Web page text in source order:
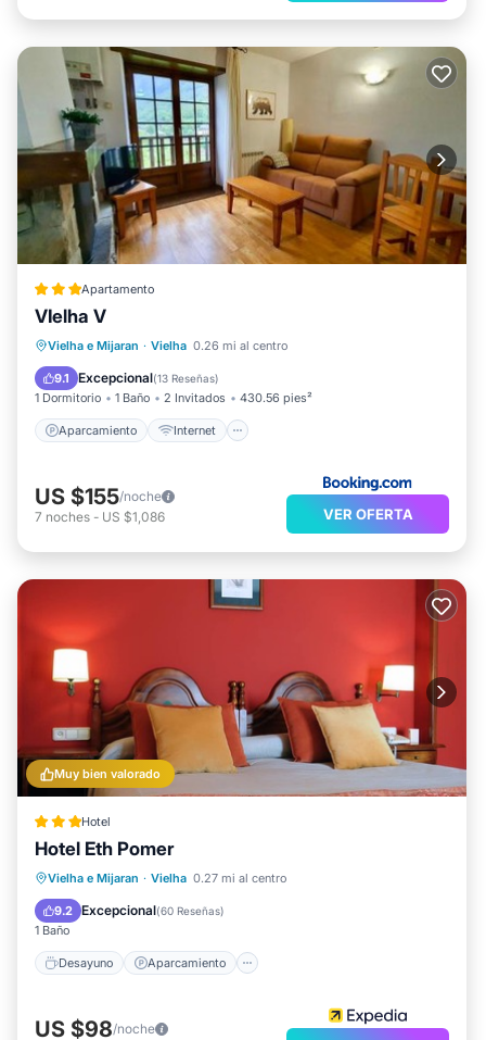
Apartamento
VIelha V
Vielha e Mijaran · Vielha 0.26 mi al centro
9.1 Excepcional(13 Reseñas)
1 Dormitorio 1 Baño 2 Invitados 430.56 pies²
Aparcamiento Internet
Aparcamiento
Internet
Apto para niños
US $155/noche
7 noches - US $1,086 VER OFERTA
Muy bien valorado
Hotel
Hotel Eth Pomer
Vielha e Mijaran · Vielha 0.27 mi al centro
9.2 Excepcional(60 Reseñas)
1 Baño
Desayuno Aparcamiento
Desayuno Aparcamiento
Balcón/Terraza
US $98/noche